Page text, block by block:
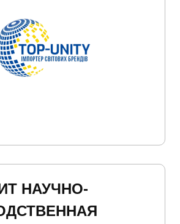
НАУЧНО-